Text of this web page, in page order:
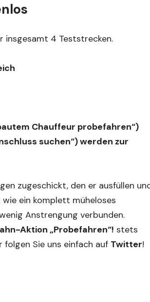
insgesamt 4 Teststrecken.
Chauffeur probefahren“)
suchen“) werden zur
zugeschickt, den er ausfüllen
wie ein komplett müheloses
Anstrengung verbunden.
Aktion „Probefahren“! stets
folgen Sie uns einfach auf Twitter!